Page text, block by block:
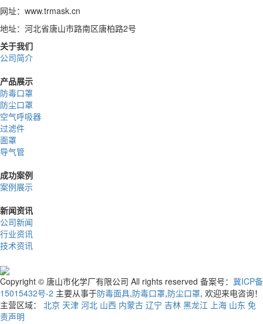
网址：www.trmask.cn
地址：河北省唐山市路南区唐柏路2号
关于我们
公司简介
产品展示
防毒口罩
防尘口罩
空气呼吸器
过滤件
面罩
导气管
成功案例
案例展示
新闻资讯
公司新闻
行业资讯
技术资讯
Copyright © 唐山市化学厂有限公司 All rights reserved 备案号： 冀ICP备
15015432号-2 主要从事于防毒面具,防毒口罩,防尘口罩, 欢迎来电咨询！
主营区域： 北京 天津 河北 山西 内蒙古 辽宁 吉林 黑龙江 上海 山东 免
责声明